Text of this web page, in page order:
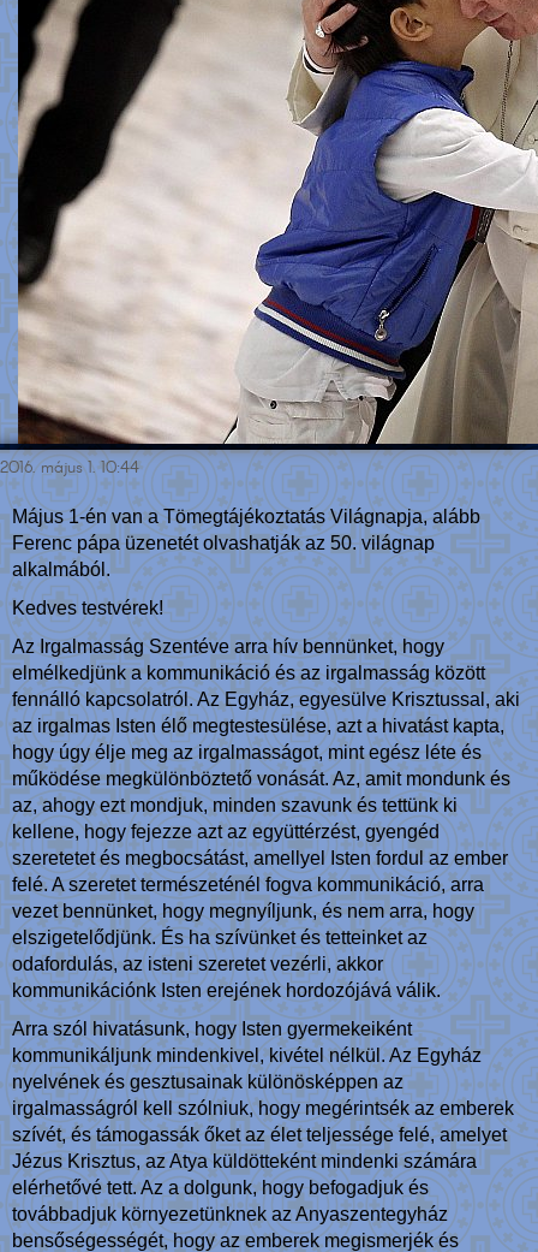
2016. május 1. 10:44
Május 1-én van a Tömegtájékoztatás Világnapja, alább
Ferenc pápa üzenetét olvashatják az 50. világnap
alkalmából.
Kedves testvérek!
Az Irgalmasság Szentéve arra hív bennünket, hogy
elmélkedjünk a kommunikáció és az irgalmasság között
fennálló kapcsolatról. Az Egyház, egyesülve Krisztussal, aki
az irgalmas Isten élő megtestesülése, azt a hivatást kapta,
hogy úgy élje meg az irgalmasságot, mint egész léte és
működése megkülönböztető vonását. Az, amit mondunk és
az, ahogy ezt mondjuk, minden szavunk és tettünk ki
kellene, hogy fejezze azt az együttérzést, gyengéd
szeretetet és megbocsátást, amellyel Isten fordul az ember
felé. A szeretet természeténél fogva kommunikáció, arra
vezet bennünket, hogy megnyíljunk, és nem arra, hogy
elszigetelődjünk. És ha szívünket és tetteinket az
odafordulás, az isteni szeretet vezérli, akkor
kommunikációnk Isten erejének hordozójává válik.
Arra szól hivatásunk, hogy Isten gyermekeiként
kommunikáljunk mindenkivel, kivétel nélkül. Az Egyház
nyelvének és gesztusainak különösképpen az
irgalmasságról kell szólniuk, hogy megérintsék az emberek
szívét, és támogassák őket az élet teljessége felé, amelyet
Jézus Krisztus, az Atya küldötteként mindenki számára
elérhetővé tett. Az a dolgunk, hogy befogadjuk és
továbbadjuk környezetünknek az Anyaszentegyház
bensőségességét, hogy az emberek megismerjék és